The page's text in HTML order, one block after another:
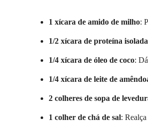
1 xícara de amido de milho:
1/2 xícara de proteína
1/4 xícara de óleo de coco:
1/4 xícara de leite de
2 colheres de sopa de
1 colher de chá de sal: Realça